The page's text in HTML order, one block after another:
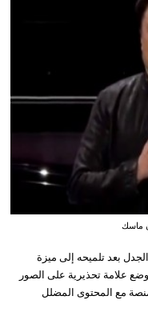
ماسك
بعد تلميحه إلى ميزة
علامة تحذيرية على الصور
مع المحتوى المضلل